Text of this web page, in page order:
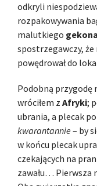
odkryli
rozpakowywania
malutkiego gekona
spostrzegawczy, że
powędrował do
Podobną przygodę
wróciłem z Afryki;
ubrania, a plecak
kwarantannie – by
w końcu plecak
czekających na
zawału… Pierwsza